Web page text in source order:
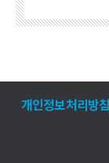
개인정보처리방침